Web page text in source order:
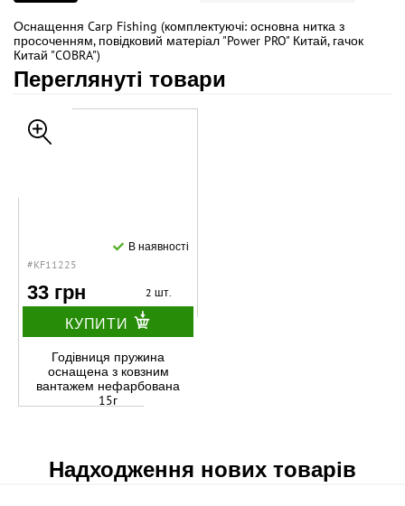
Оснащення Carp Fishing (комплектуючі: основна нитка з
просоченням, повідковий матеріал "Power PRO" Китай, гачок
Китай "COBRA")
Переглянуті товари
#KF11225
В наявності
33 грн 2 шт.
КУПИТИ
Годівниця пружина
оснащена з ковзним
вантажем нефарбована
15г
Надходження нових товарів